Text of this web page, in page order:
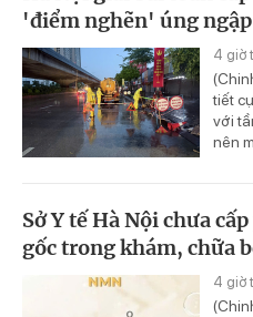
'điểm nghẽn' úng
4 giờ
tiết
với
nên
Sở Y tế Hà Nội chưa
gốc trong khám, chữa
4 giờ